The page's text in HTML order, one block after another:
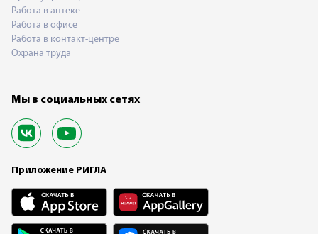
Работа в аптеке
Работа в офисе
Работа в контакт-центре
Охрана труда
Мы в социальных сетях
Приложение РИГЛА